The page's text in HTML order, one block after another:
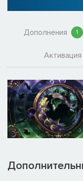
Дополнения 1
Активация